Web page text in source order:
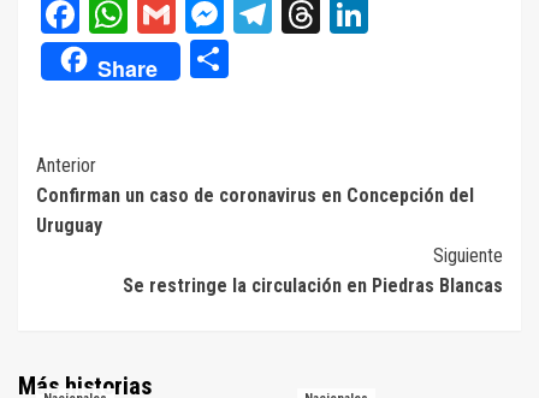
Facebook
WhatsApp
GmailMessenger
Telegram
Threads
Share
Navegación
de
entradas
Anterior
Confirman un caso de coronavirus en Concepción del
Uruguay
Siguiente
Se restringe la circulación en Piedras Blancas
Más historias